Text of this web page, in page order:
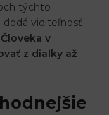
týchto
dodá viditeľnosť
Človeka v
z diaľky až